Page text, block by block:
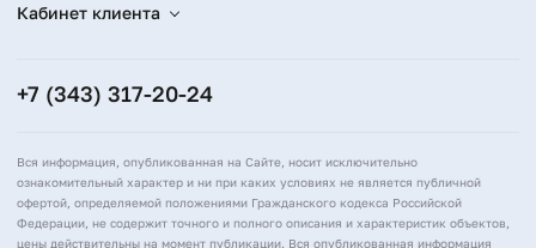
Кабинет клиента
+7 (343) 317-20-24
Вся информация, опубликованная на Сайте, носит исключительно
ознакомительный характер и ни при каких условиях не является публичной
офертой, определяемой положениями Гражданского кодекса Российской
Федерации, не содержит точного и полного описания и характеристик объектов,
цены действительны на момент публикации. Вся опубликованная информация